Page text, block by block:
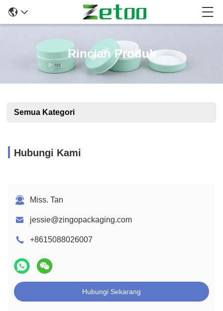
Rincian Produk
Semua Kategori
Hubungi Kami
Miss. Tan
jessie@zingopackaging.com
+8615088026007
Hubungi Sekarang